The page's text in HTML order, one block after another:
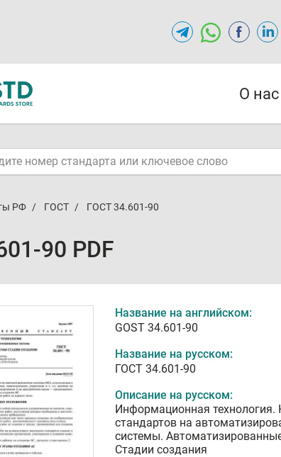
О нас
РФ ГОСТ ГОСТ 34.601-90
90 PDF
Название на английском:
GOST 34.601-90
Название на русском:
ГОСТ 34.601-90
Описание на русском:
Информационная технология.
стандартов на
системы.
Стадии создания